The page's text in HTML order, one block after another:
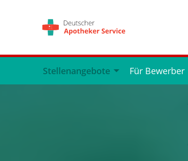
Stellenangebote Für Bewerber